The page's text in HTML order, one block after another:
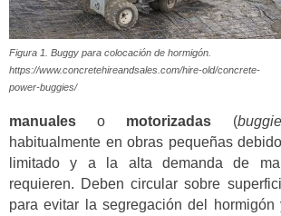
Figura 1. Buggy para colocación de hormigón.
https://www.concretehireandsales.com/hire-old/concrete-
power-buggies/
manuales o motorizadas (
habitualmente en obras pequeñas
limitado y a la alta demanda de
requieren. Deben circular sobre
para evitar la segregación del